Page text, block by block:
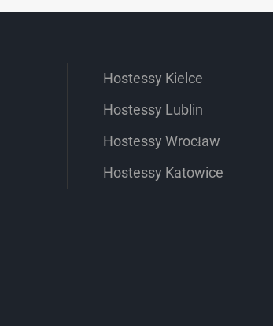
Hostessy Kielce
Hostessy Lublin
Hostessy Wrocław
Hostessy Katowice